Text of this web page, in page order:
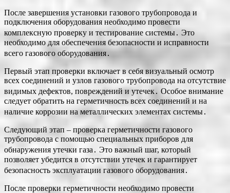
После завершения установки газового трубопровода и
подключения оборудования необходимо провести
комплексную проверку и тестирование системы․ Это
необходимо для обеспечения безопасности и исправности
всего газового оборудования․
Первый этап проверки включает в себя визуальный осмотр
всех соединений и узлов газового трубопровода на отсутствие
видимых дефектов, повреждений и утечек․ Особое внимание
следует обратить на герметичность всех соединений и на
наличие коррозии на металлических элементах системы․
Следующий этап – проверка герметичности газового
трубопровода с помощью специальных приборов для
обнаружения утечки газа․ Это важный шаг, который
позволяет убедится в отсутствии утечек и гарантирует
безопасность эксплуатации газового оборудования․
После проверки герметичности необходимо провести